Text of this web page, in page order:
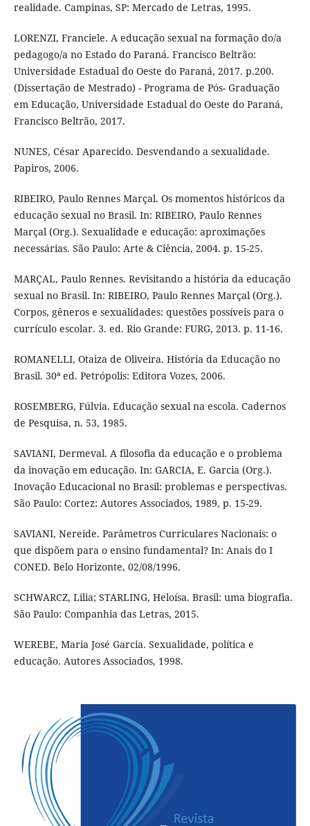
realidade. Campinas, SP: Mercado de Letras, 1995.
LORENZI, Franciele. A educação sexual na formação do/a
pedagogo/a no Estado do Paraná. Francisco Beltrão:
Universidade Estadual do Oeste do Paraná, 2017. p.200.
(Dissertação de Mestrado) - Programa de Pós- Graduação
em Educação, Universidade Estadual do Oeste do Paraná,
Francisco Beltrão, 2017.
NUNES, César Aparecido. Desvendando a sexualidade.
Papiros, 2006.
RIBEIRO, Paulo Rennes Marçal. Os momentos históricos da
educação sexual no Brasil. In: RIBEIRO, Paulo Rennes
Marçal (Org.). Sexualidade e educação: aproximações
necessárias. São Paulo: Arte & Ciência, 2004. p. 15-25.
MARÇAL, Paulo Rennes. Revisitando a história da educação
sexual no Brasil. In: RIBEIRO, Paulo Rennes Marçal (Org.).
Corpos, gêneros e sexualidades: questões possíveis para o
currículo escolar. 3. ed. Rio Grande: FURG, 2013. p. 11-16.
ROMANELLI, Otaiza de Oliveira. História da Educação no
Brasil. 30ª ed. Petrópolis: Editora Vozes, 2006.
ROSEMBERG, Fúlvia. Educação sexual na escola. Cadernos
de Pesquisa, n. 53, 1985.
SAVIANI, Dermeval. A filosofia da educação e o problema
da inovação em educação. In: GARCIA, E. Garcia (Org.).
Inovação Educacional no Brasil: problemas e perspectivas.
São Paulo: Cortez: Autores Associados, 1989, p. 15-29.
SAVIANI, Nereide. Parâmetros Curriculares Nacionais: o
que dispõem para o ensino fundamental? In: Anais do I
CONED. Belo Horizonte, 02/08/1996.
SCHWARCZ, Lilia; STARLING, Heloísa. Brasil: uma biografia.
São Paulo: Companhia das Letras, 2015.
WEREBE, Maria José Garcia. Sexualidade, política e
educação. Autores Associados, 1998.